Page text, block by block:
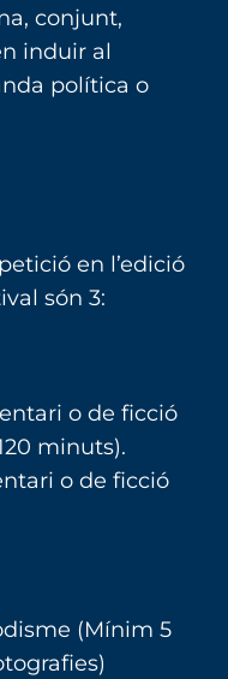
conjunt,
induir al
política o
en l’edició
són 3:
o de ficció
minuts).
o de ficció
(Mínim 5